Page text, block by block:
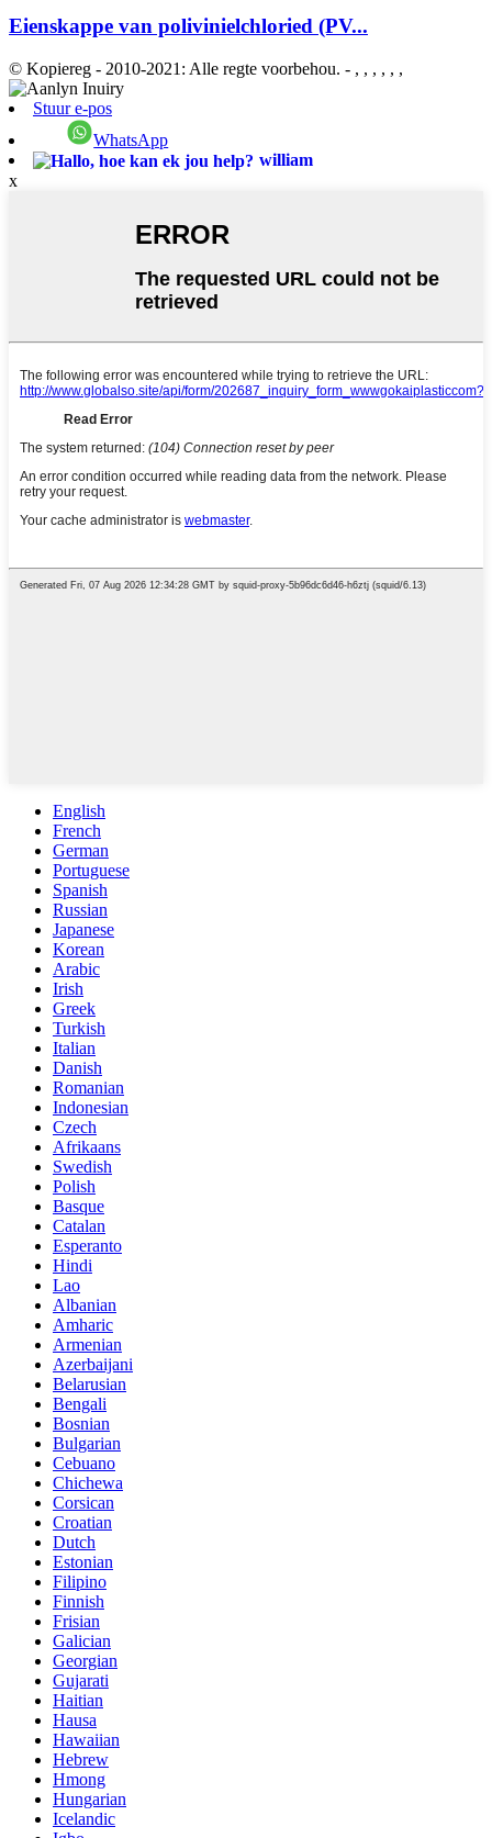
Eienskappe van polivinielchloried (PV...
© Kopiereg - 2010-2021: Alle regte voorbehou. - , , , , , ,
Stuur e-pos
WhatsApp
william
x
English
French
German
Portuguese
Spanish
Russian
Japanese
Korean
Arabic
Irish
Greek
Turkish
Italian
Danish
Romanian
Indonesian
Czech
Afrikaans
Swedish
Polish
Basque
Catalan
Esperanto
Hindi
Lao
Albanian
Amharic
Armenian
Azerbaijani
Belarusian
Bengali
Bosnian
Bulgarian
Cebuano
Chichewa
Corsican
Croatian
Dutch
Estonian
Filipino
Finnish
Frisian
Galician
Georgian
Gujarati
Haitian
Hausa
Hawaiian
Hebrew
Hmong
Hungarian
Icelandic